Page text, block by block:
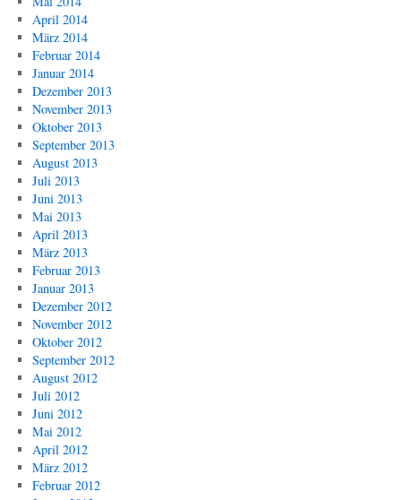
April 2014
März 2014
Februar 2014
Januar 2014
Dezember 2013
November 2013
Oktober 2013
September 2013
August 2013
Juli 2013
Juni 2013
Mai 2013
April 2013
März 2013
Februar 2013
Januar 2013
Dezember 2012
November 2012
Oktober 2012
September 2012
August 2012
Juli 2012
Juni 2012
Mai 2012
April 2012
März 2012
Februar 2012